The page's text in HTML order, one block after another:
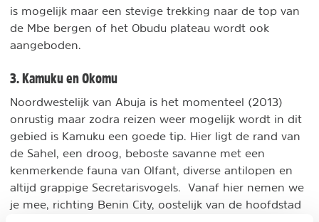
is mogelijk maar een stevige trekking naar de top van
de Mbe bergen of het Obudu plateau wordt ook
aangeboden.
3. Kamuku en Okomu
Noordwestelijk van Abuja is het momenteel (2013)
onrustig maar zodra reizen weer mogelijk wordt in dit
gebied is Kamuku een goede tip. Hier ligt de rand van
de Sahel, een droog, beboste savanne met een
kenmerkende fauna van Olfant, diverse antilopen en
altijd grappige Secretarisvogels. Vanaf hier nemen we
je mee, richting Benin City, oostelijk van de hoofdstad